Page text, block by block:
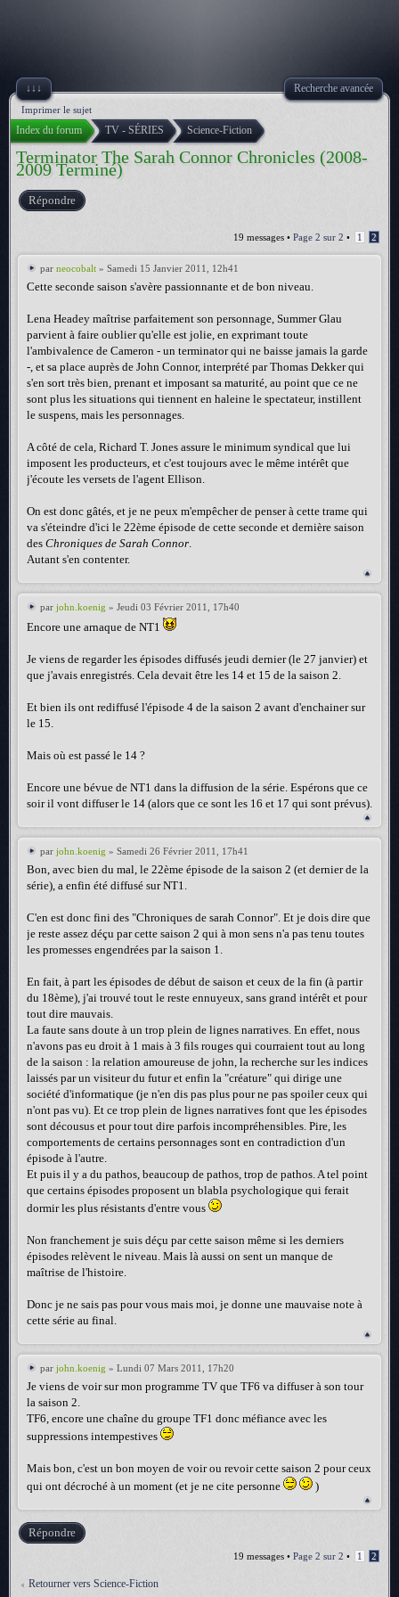
↓↓↓ Recherche avancée
Imprimer le sujet
Index du forum TV - SÉRIES Science-Fiction
Terminator The Sarah Connor Chronicles (2008-
2009 Terminé)
Répondre
19 messages • Page 2 sur 2 • 1 2
par neocobalt » Samedi 15 Janvier 2011, 12h41
Cette seconde saison s'avère passionnante et de bon niveau.
Lena Headey maîtrise parfaitement son personnage, Summer Glau
parvient à faire oublier qu'elle est jolie, en exprimant toute
l'ambivalence de Cameron - un terminator qui ne baisse jamais la garde
-, et sa place auprès de John Connor, interprété par Thomas Dekker qui
s'en sort très bien, prenant et imposant sa maturité, au point que ce ne
sont plus les situations qui tiennent en haleine le spectateur, instillent
le suspens, mais les personnages.
A côté de cela, Richard T. Jones assure le minimum syndical que lui
imposent les producteurs, et c'est toujours avec le même intérêt que
j'écoute les versets de l'agent Ellison.
On est donc gâtés, et je ne peux m'empêcher de penser à cette trame qui
va s'éteindre d'ici le 22ème épisode de cette seconde et dernière saison
des Chroniques de Sarah Connor.
Autant s'en contenter.
par john.koenig » Jeudi 03 Février 2011, 17h40
Encore une arnaque de NT1
Je viens de regarder les épisodes diffusés jeudi dernier (le 27 janvier) et
que j'avais enregistrés. Cela devait être les 14 et 15 de la saison 2.
Et bien ils ont rediffusé l'épisode 4 de la saison 2 avant d'enchainer sur
le 15.
Mais où est passé le 14 ?
Encore une bévue de NT1 dans la diffusion de la série. Espérons que ce
soir il vont diffuser le 14 (alors que ce sont les 16 et 17 qui sont prévus).
par john.koenig » Samedi 26 Février 2011, 17h41
Bon, avec bien du mal, le 22ème épisode de la saison 2 (et dernier de la
série), a enfin été diffusé sur NT1.
C'en est donc fini des "Chroniques de sarah Connor". Et je dois dire que
je reste assez déçu par cette saison 2 qui à mon sens n'a pas tenu toutes
les promesses engendrées par la saison 1.
En fait, à part les épisodes de début de saison et ceux de la fin (à partir
du 18ème), j'ai trouvé tout le reste ennuyeux, sans grand intérêt et pour
tout dire mauvais.
La faute sans doute à un trop plein de lignes narratives. En effet, nous
n'avons pas eu droit à 1 mais à 3 fils rouges qui courraient tout au long
de la saison : la relation amoureuse de john, la recherche sur les indices
laissés par un visiteur du futur et enfin la "créature" qui dirige une
société d'informatique (je n'en dis pas plus pour ne pas spoiler ceux qui
n'ont pas vu). Et ce trop plein de lignes narratives font que les épisodes
sont décousus et pour tout dire parfois incompréhensibles. Pire, les
comportements de certains personnages sont en contradiction d'un
épisode à l'autre.
Et puis il y a du pathos, beaucoup de pathos, trop de pathos. A tel point
que certains épisodes proposent un blabla psychologique qui ferait
dormir les plus résistants d'entre vous
Non franchement je suis déçu par cette saison même si les derniers
épisodes relèvent le niveau. Mais là aussi on sent un manque de
maîtrise de l'histoire.
Donc je ne sais pas pour vous mais moi, je donne une mauvaise note à
cette série au final.
par john.koenig » Lundi 07 Mars 2011, 17h20
Je viens de voir sur mon programme TV que TF6 va diffuser à son tour
la saison 2.
TF6, encore une chaîne du groupe TF1 donc méfiance avec les
suppressions intempestives
Mais bon, c'est un bon moyen de voir ou revoir cette saison 2 pour ceux
qui ont décroché à un moment (et je ne cite personne
)
Répondre
19 messages • Page 2 sur 2 • 1 2
Retourner vers Science-Fiction